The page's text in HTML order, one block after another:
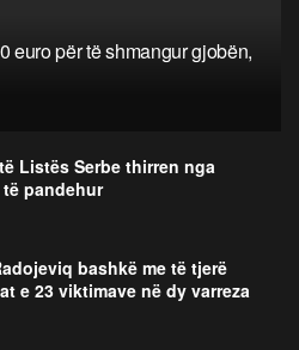
euro për të shmangur gjobën,
Listës Serbe thirren nga
pandehur
bashkë me të tjerë
e 23 viktimave në dy varreza